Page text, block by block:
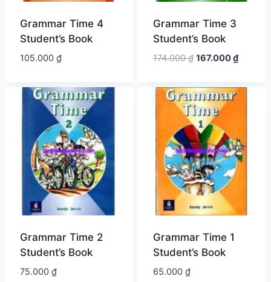
Grammar Time 4
Student’s Book
105.000 ₫
Grammar Time 3
Student’s Book
174.000₫ Giá
là:
174.000 ₫.
167.000₫Giá
tại
Grammar Time 2
Student’s Book
75.000 ₫
Grammar Time 1
Student’s Book
65.000 ₫